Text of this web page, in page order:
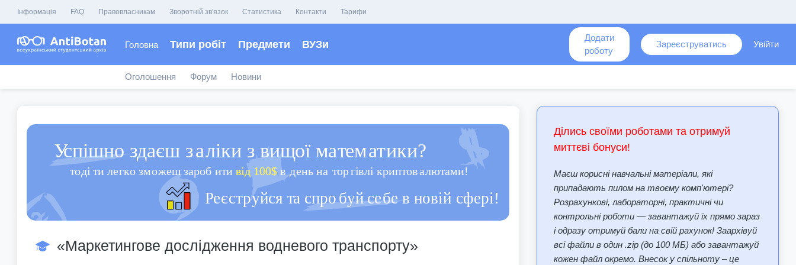
Інформація FAQ Правовласникам Зворотній зв'язок Статистика Контакти Тарифи
Оголошення Форум Новини
Головна Типи робіт Предмети ВУЗи
Додати
роботу
Зареєструватись Увійти
«Маркетингове дослідження водневого транспорту»
Ділись своїми роботами та отримуй
миттєві бонуси!
Маєш корисні навчальні матеріали, які
припадають пилом на твоєму комп'ютері?
Розрахункові, лабораторні, практичні чи
контрольні роботи — завантажуй їх прямо зараз
і одразу отримуй бали на свій рахунок! Заархівуй
всі файли в один .zip (до 100 МБ) або завантажуй
кожен файл окремо. Внесок у спільноту – це